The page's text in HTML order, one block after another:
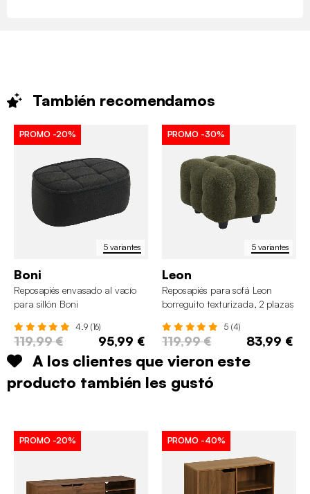
También recomendamos
5 variantes
PROMO -20%
Boni
Reposapiés envasado al vacío
para sillón Boni
4.9 (16)
119,99 € 95,99 €
5 variantes
PROMO -30%
Leon
Reposapiés para sofá Leon
borreguito texturizada, 2 plazas
5 (4)
119,99 € 83,99 €
A los clientes que vieron este
producto también les gustó
PROMO -20% PROMO -40%